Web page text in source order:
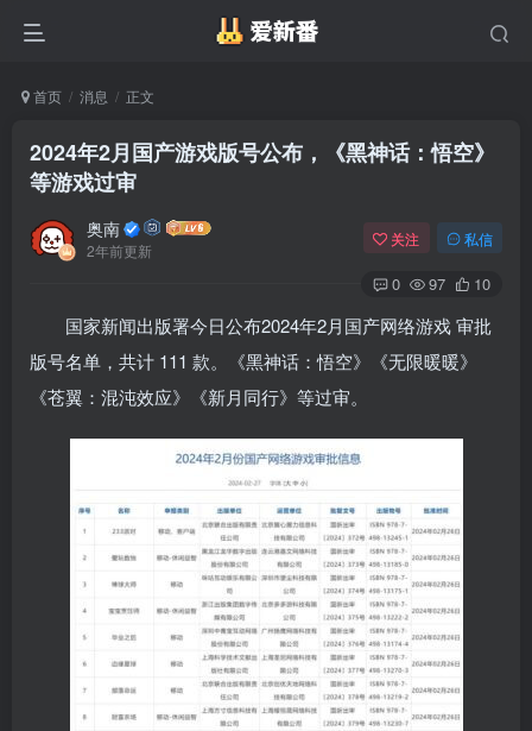
首页 消息 正文
2024年2月国产游戏版号公布，《黑神话：悟空》
等游戏过审
奥南
2年前更新
关注 私信
0 97 10
国家新闻出版署今日公布2024年2月国产网络游戏 审批
版号名单，共计 111 款。《黑神话：悟空》《无限暖暖》
《苍翼：混沌效应》《新月同行》等过审。